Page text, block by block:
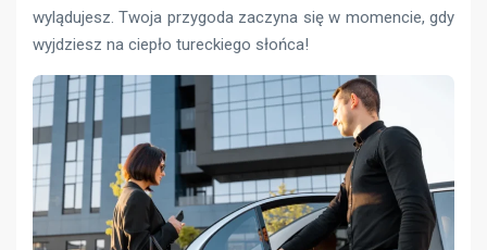
wylądujesz. Twoja przygoda zaczyna się w momencie, gdy
wyjdziesz na ciepło tureckiego słońca!